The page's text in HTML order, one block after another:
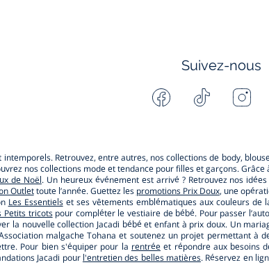
Suivez-nous
Facebook Tiktok
intemporels. Retrouvez, entre autres, nos collections de body,
nos collections mode et tendance pour filles et garçons. Grâce
de Noël. Un heureux événement est arrivé ? Retrouvez nos
Outlettoute l’année. Guettez les promotions Prix Doux, une
Les Essentielset ses vêtements emblématiques aux couleurs de
Petits tricotspour compléter le vestiaire de bébé. Pour passer
la nouvelle collection Jacadi bébé et enfant à prix doux. Un
malgache Tohana et soutenez un projet permettant à
Pour bien s'équiper pour la rentréeet répondre aux besoins
Jacadi pour l'entretien des belles matières. Réservez en